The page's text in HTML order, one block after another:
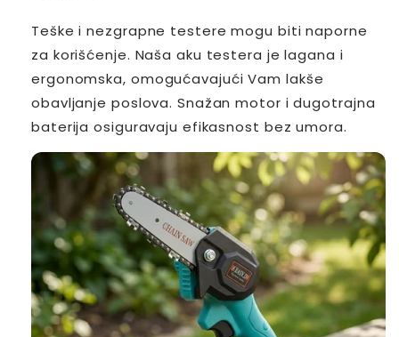
Teške i nezgrapne testere mogu biti naporne
za korišćenje. Naša aku testera je lagana i
ergonomska, omogućavajući Vam lakše
obavljanje poslova. Snažan motor i dugotrajna
baterija osiguravaju efikasnost bez umora.